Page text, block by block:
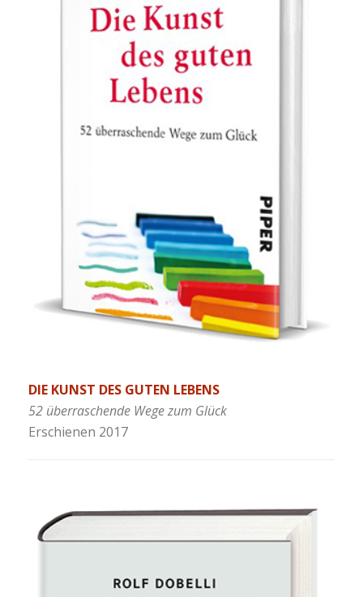
DIE KUNST DES GUTEN LEBENS
52 überraschende Wege zum Glück
Erschienen 2017